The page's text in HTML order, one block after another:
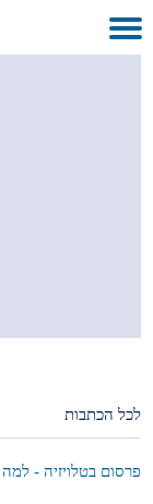
לכל הכתבות
פרסום בטלויזיה -